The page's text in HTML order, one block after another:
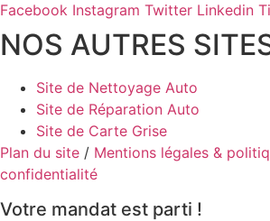
peuvent
être
choisies
sur
la
page
du
produit
Facebook Instagram Twitter Linkedin
NOS AUTRES
Site de Nettoyage Auto
Site de Réparation Auto
Site de Carte Grise
Plan du site / Mentions légales &
confidentialité
Votre mandat est parti !